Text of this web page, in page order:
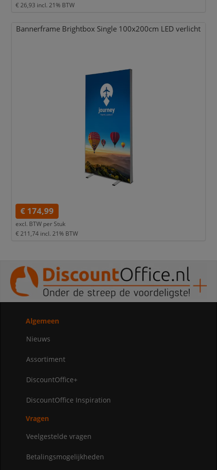
€ 26,93 incl. 21% BTW
Bannerframe Brightbox Single 100x200cm LED verlicht
€ 174,99
excl. BTW per Stuk
€ 211,74 incl. 21% BTW
Algemeen
Nieuws
Assortiment
DiscountOffice+
DiscountOffice Inspiration
Vragen
Veelgestelde vragen
Betalingsmogelijkheden